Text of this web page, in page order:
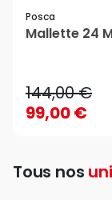
Posca
Mallette 24
144,00 €
99,00 €
Tous nos